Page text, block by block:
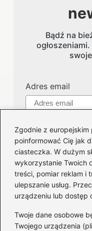
Zgodnie z europejskim
poinformować Cię jak
ciasteczka. W dużym
wykorzystanie Twoich
treści, pomiar reklam i
ulepszanie usług.
urządzeniu lub dostęp
Twoje dane osobowe
Twojego urządzenia
Bądź na
Adres email
Części i serwis
Felgi(51)